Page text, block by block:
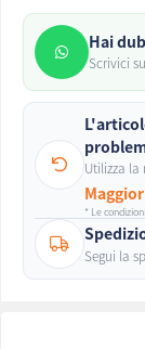
Hai
Scrivici
Utilizza la
* Le
Segui la